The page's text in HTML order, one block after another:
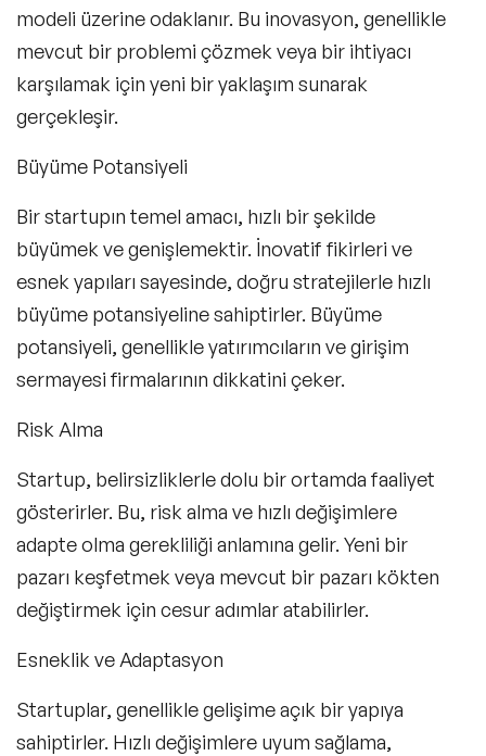
modeli üzerine odaklanır. Bu inovasyon, genellikle
mevcut bir problemi çözmek veya bir ihtiyacı
karşılamak için yeni bir yaklaşım sunarak
gerçekleşir.
Büyüme Potansiyeli
Bir startupın temel amacı, hızlı bir şekilde
büyümek ve genişlemektir. İnovatif fikirleri ve
esnek yapıları sayesinde, doğru stratejilerle hızlı
büyüme potansiyeline sahiptirler. Büyüme
potansiyeli, genellikle yatırımcıların ve girişim
sermayesi firmalarının dikkatini çeker.
Risk Alma
Startup, belirsizliklerle dolu bir ortamda faaliyet
gösterirler. Bu, risk alma ve hızlı değişimlere
adapte olma gerekliliği anlamına gelir. Yeni bir
pazarı keşfetmek veya mevcut bir pazarı kökten
değiştirmek için cesur adımlar atabilirler.
Esneklik ve Adaptasyon
Startuplar, genellikle gelişime açık bir yapıya
sahiptirler. Hızlı değişimlere uyum sağlama,